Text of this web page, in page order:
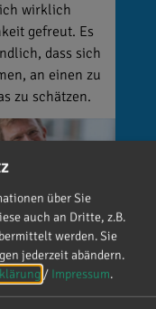
wirklich
gefreut. Es
dass sich
an einen zu
zu schätzen.
über Sie
auch an Dritte, z.B.
werden. Sie
jederzeit abändern.
/ Impressum.